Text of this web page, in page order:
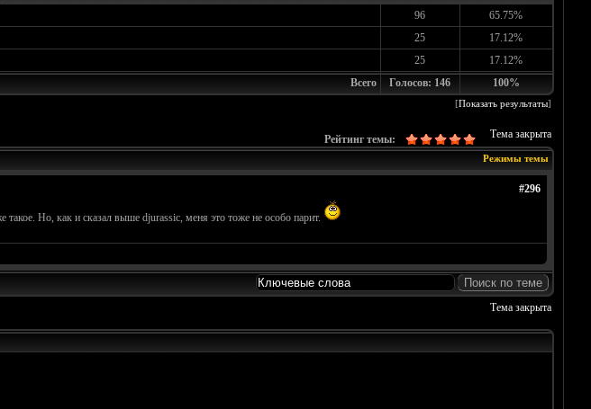
96
65.75%
25
17.12%
25
17.12%
Всего
Голосов: 146 100%
[Показать результаты]
Тема закрыта
Рейтинг темы:
Режимы темы
#296
Но, как и сказал выше djurassic, меня это тоже не особо парит.
Тема закрыта